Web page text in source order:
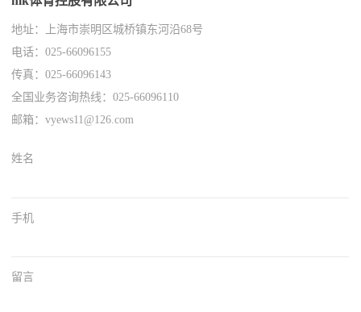
地址：上海市崇明区城桥镇东河沿68号
电话：025-66096155
传真：025-66096143
全国业务咨询热线：025-66096110
邮箱：vyews11@126.com
姓名
手机
留言